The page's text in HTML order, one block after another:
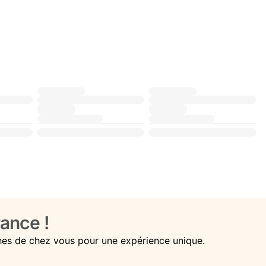
!
de chez vous pour une expérience unique.